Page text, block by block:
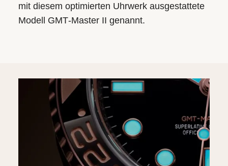
mit diesem optimierten Uhrwerk ausgestattete
Modell GMT‑Master II genannt.